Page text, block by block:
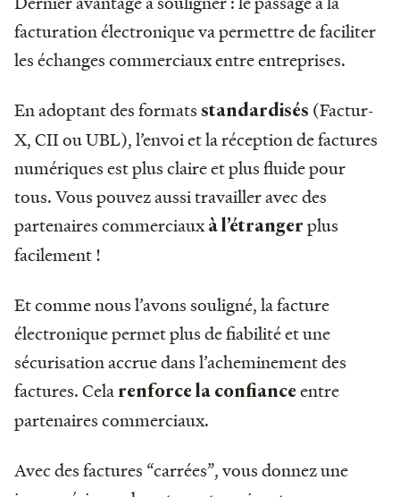
facturation électronique va permettre de faciliter
les échanges commerciaux entre entreprises.
En adoptant des formats standardisés (Factur-
X, CII ou UBL), l’envoi et la réception de factures
numériques est plus claire et plus fluide pour
tous. Vous pouvez aussi travailler avec des
partenaires commerciauxà l’étranger plus
facilement !
Et comme nous l’avons souligné, la facture
électronique permet plus de fiabilité et une
sécurisation accrue dans l’acheminement des
factures. Cela renforce la confianceentre
partenaires commerciaux.
Avec des factures “carrées”, vous donnez une